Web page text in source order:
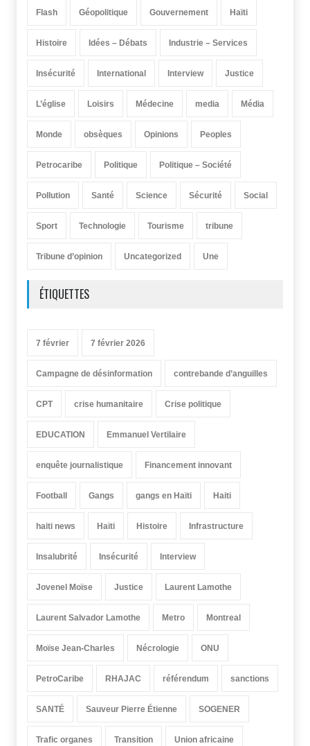
Flash Géopolitique Gouvernement Haïti
Histoire Idées – Débats Industrie – Services
Insécurité International Interview Justice
L’église Loisirs Médecine media Média
Monde obsèques Opinions Peoples
Petrocaribe Politique Politique – Société
Pollution Santé Science Sécurité Social
Sport Technologie Tourisme tribune
Tribune d’opinion Uncategorized Une
ÉTIQUETTES
7 février 7 février 2026
Campagne de désinformation contrebande d’anguilles
CPT crise humanitaire Crise politique
EDUCATION Emmanuel Vertilaire
enquête journalistique Financement innovant
Football Gangs gangs en Haïti Haiti
haiti news Haïti Histoire Infrastructure
Insalubrité Insécurité Interview
Jovenel Moïse Justice Laurent Lamothe
Laurent Salvador Lamothe Metro Montreal
Moïse Jean-Charles Nécrologie ONU
PetroCaribe RHAJAC référendum sanctions
SANTÉ Sauveur Pierre Étienne SOGENER
Trafic organes Transition Union africaine